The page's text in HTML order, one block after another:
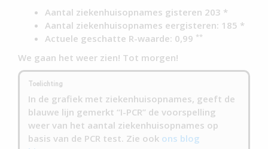
Aantal ziekenhuisopnames gisteren 203 *
Aantal ziekenhuisopnames eergisteren: 185 *
Actuele geschatte R-waarde: 0,99 **
We gaan het weer zien! Tot morgen!
Toelichting
In de grafiek met ziekenhuisopnames, geeft de
blauwe lijn gemerkt “I-PCR” de voorspelling
weer van het aantal ziekenhuisopnames op
basis van de PCR test. Zie ook ons blog